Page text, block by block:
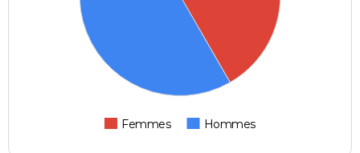
Femmes Hommes